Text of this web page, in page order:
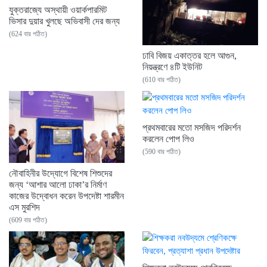
যুক্তরাজ্যে অস্থায়ী ওয়ার্কপারমিট
ভিসার দুয়ার খুলছে অভিবাসী দের জন্য
(624 বার পঠিত)
ঢাবি বিজয় একাত্তর হলে আগুন,
নিয়ন্ত্রণে ৪টি ইউনিট
(610 বার পঠিত)
নৌবাহিনীর উদ্যোগে বিশেষ শিশুদের
জন্য ‘আশার আলো ঢাকা’র নির্মাণ
কাজের উদ্বোধন করেন উপদেষ্টা শারমীন
এস মুরশিদ
(609 বার পঠিত)
প্রথমবারের মতো মসজিদ পরিদর্শন
করলেন পোপ লিও
(590 বার পঠিত)